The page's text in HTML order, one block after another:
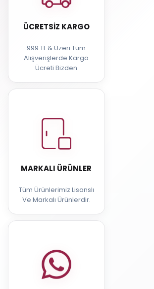
ÜCRETSIZ KARGO
999 TL & Üzeri Tüm
Alışverişlerde Kargo
Ücreti Bizden
MARKALI ÜRÜNLER
Tüm Ürünlerimiz Lisanslı
Ve Markalı Ürünlerdir.